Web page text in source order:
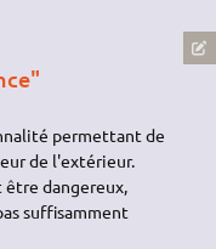
permettant de
de l'extérieur.
dangereux,
suffisamment